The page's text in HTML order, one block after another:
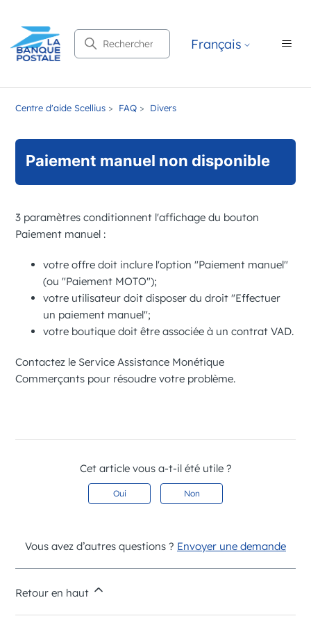
Recherche Français
Centre d'aide Scellius FAQ Divers
Paiement manuel non disponible
3 paramètres conditionnent l'affichage du bouton
Paiement manuel :
votre offre doit inclure l'option "Paiement manuel"
(ou "Paiement MOTO");
votre utilisateur doit disposer du droit "Effectuer
un paiement manuel";
votre boutique doit être associée à un contrat VAD.
Contactez le Service Assistance Monétique
Commerçants pour résoudre votre problème.
Cet article vous a-t-il été utile ?
Oui Non
Vous avez d’autres questions ? Envoyer une demande
Retour en haut